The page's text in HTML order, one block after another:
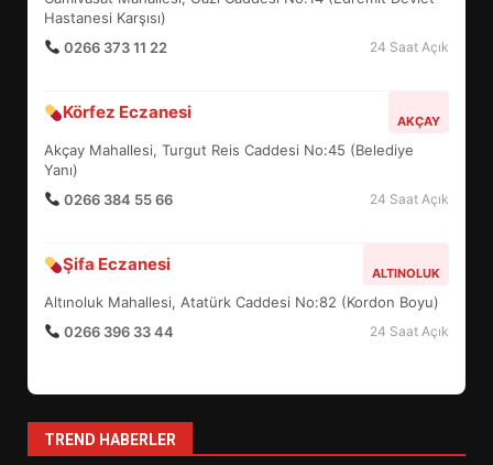
Hastanesi Karşısı)
0266 373 11 22
24 Saat Açık
Körfez Eczanesi AKÇAY
Akçay Mahallesi, Turgut Reis Caddesi No:45 (Belediye
Yanı)
0266 384 55 66
24 Saat Açık
Şifa Eczanesi ALTINOLUK
Altınoluk Mahallesi, Atatürk Caddesi No:82 (Kordon Boyu)
0266 396 33 44
24 Saat Açık
TREND HABERLER
5
6
TURNUVASI KAYITLARI NEYİ
7
YENİ YÖNETİM NASIL
ŞEKİLLENDİ?
1
HAREKETE GEÇİYOR: GÖZLER